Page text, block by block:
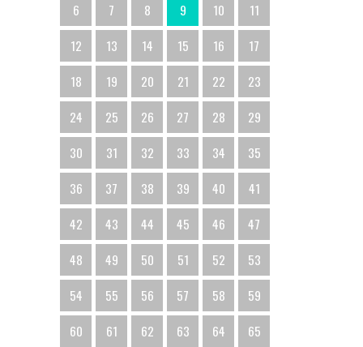
6
7 8 9 10
11
12
13 14 15 16
17
18
19 20 21 22
23
24
25 26 27 28
29
30
31 32 33 34
35
36
37 38 39 40
41
42
43 44 45 46
47
48
49 50 51 52
53
54
55 56 57 58
59
60
61 62 63 64 65